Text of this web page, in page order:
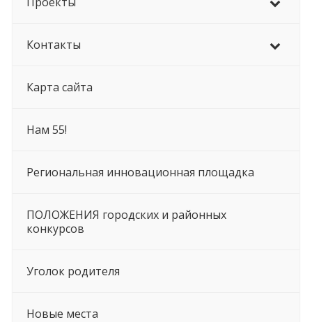
Контакты
Карта сайта
Нам 55!
Региональная инновационная площадка
ПОЛОЖЕНИЯ городских и районных
конкурсов
Уголок родителя
Новые места